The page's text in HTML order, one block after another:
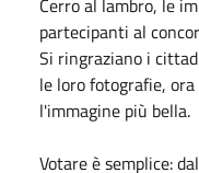
partecipanti al
Si ringraziano i
le loro fotografie,
l'immagine più bella.
Votare è semplice: